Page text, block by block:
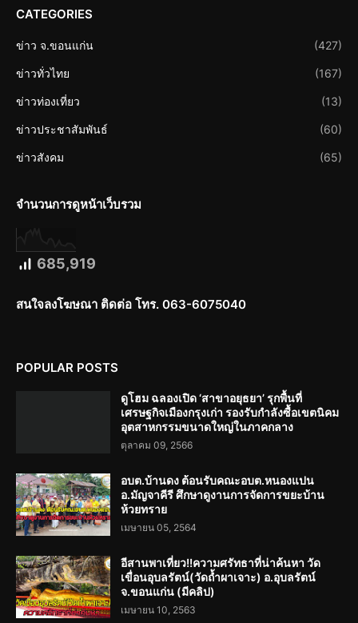
CATEGORIES
ข่าว จ.ขอนแก่น (427)
ข่าวทั่วไทย (167)
ข่าวท่องเที่ยว (13)
ข่าวประชาสัมพันธ์ (60)
ข่าวสังคม (65)
จำนวนการดูหน้าเว็บรวม
685,919
สนใจลงโฆษณา ติดต่อ โทร. 063-6075040
POPULAR POSTS
ดูโฮม ฉลองเปิด ‘สาขาอยุธยา’ รุกพื้นที่
เศรษฐกิจเมืองกรุงเก่า รองรับกำลังซื้อเขตนิคม
อุตสาหกรรมขนาดใหญ่ในภาคกลาง
ตุลาคม 09, 2566
อบต.บ้านดง ต้อนรับคณะอบต.หนองแปน
อ.มัญจาคีรี ศึกษาดูงานการจัดการขยะบ้าน
ห้วยทราย
เมษายน 05, 2564
อีสานพาเที่ยว!!ความศรัทธาที่น่าค้นหา วัด
เขื่อนอุบลรัตน์(วัดถ้ำผาเจาะ) อ.อุบลรัตน์
จ.ขอนแก่น (มีคลิป)
เมษายน 10, 2563